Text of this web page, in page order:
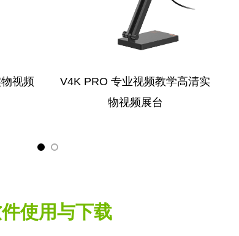
视频
V4K PRO 专业视频教学高清实
物视频展台
使用与下载